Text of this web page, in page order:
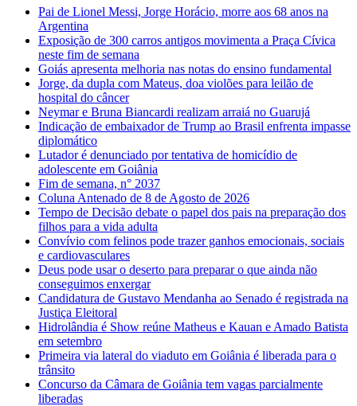
Pai de Lionel Messi, Jorge Horácio, morre aos 68 anos na
Argentina
Exposição de 300 carros antigos movimenta a Praça Cívica
neste fim de semana
Goiás apresenta melhoria nas notas do ensino fundamental
Jorge, da dupla com Mateus, doa violões para leilão de
hospital do câncer
Neymar e Bruna Biancardi realizam arraiá no Guarujá
Indicação de embaixador de Trump ao Brasil enfrenta impasse
diplomático
Lutador é denunciado por tentativa de homicídio de
adolescente em Goiânia
Fim de semana, n° 2037
Coluna Antenado de 8 de Agosto de 2026
Tempo de Decisão debate o papel dos pais na preparação dos
filhos para a vida adulta
Convívio com felinos pode trazer ganhos emocionais, sociais
e cardiovasculares
Deus pode usar o deserto para preparar o que ainda não
conseguimos enxergar
Candidatura de Gustavo Mendanha ao Senado é registrada na
Justiça Eleitoral
Hidrolândia é Show reúne Matheus e Kauan e Amado Batista
em setembro
Primeira via lateral do viaduto em Goiânia é liberada para o
trânsito
Concurso da Câmara de Goiânia tem vagas parcialmente
liberadas